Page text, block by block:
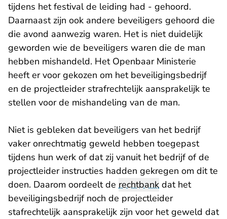
tijdens het festival de leiding had - gehoord.
Daarnaast zijn ook andere beveiligers gehoord die
die avond aanwezig waren. Het is niet duidelijk
geworden wie de beveiligers waren die de man
hebben mishandeld. Het Openbaar Ministerie
heeft er voor gekozen om het beveiligingsbedrijf
en de projectleider strafrechtelijk aansprakelijk te
stellen voor de mishandeling van de man.
Niet is gebleken dat beveiligers van het bedrijf
vaker onrechtmatig geweld hebben toegepast
tijdens hun werk of dat zij vanuit het bedrijf of de
projectleider instructies hadden gekregen om dit te
doen. Daarom oordeelt de rechtbank dat het
beveiligingsbedrijf noch de projectleider
stafrechtelijk aansprakelijk zijn voor het geweld dat